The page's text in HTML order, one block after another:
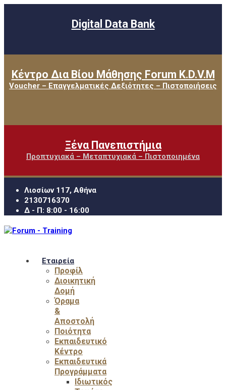
Digital Data Bank
Κέντρο Δια Βίου Μάθησης Forum K.D.V.M
Voucher – Επαγγελματικές Δεξιότητες – Πιστοποιήσεις
Ξένα Πανεπιστήμια
Προπτυχιακά – Μεταπτυχιακά – Πιστοποιημένα
Λιοσίων 117, Αθήνα
2130716370
Δ - Π: 8:00 - 16:00
Εταιρεία
Προφίλ
Διοικητική
Δομή
Όραμα
&
Αποστολή
Ποιότητα
Εκπαιδευτικό
Κέντρο
Εκπαιδευτικά
Προγράμματα
Ιδιωτικός